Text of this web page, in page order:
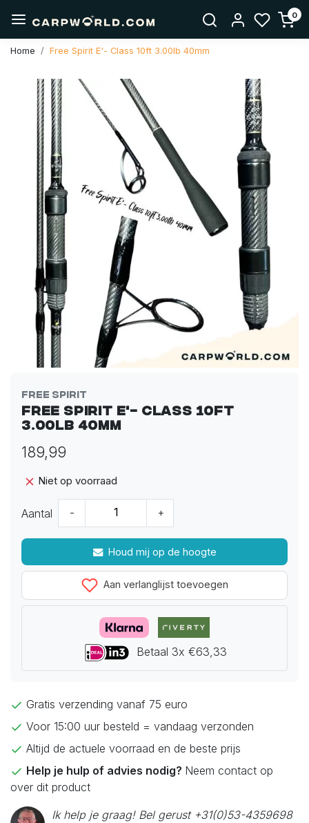
0
Home Free Spirit E'- Class 10ft 3.00lb 40mm
Free Spirit
Free Spirit E'- Class 10ft
3.00lb 40mm
189,99
Niet op voorraad
Aantal - +
Houd mij op de hoogte
Aan verlanglijst toevoegen
Betaal 3x €63,33
Gratis verzending vanaf 75 euro
Voor 15:00 uur besteld = vandaag verzonden
Altijd de actuele voorraad en de beste prijs
Help je hulp of advies nodig? Neem contact op
over dit product
Ik help je graag! Bel gerust +31(0)53-4359698